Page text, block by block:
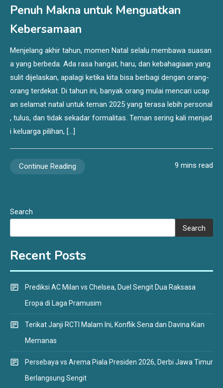
Penuh Makna untuk Menguatkan
Kebersamaan
Menjelang akhir tahun, momen Natal selalu membawa suasan
a yang berbeda. Ada rasa hangat, haru, dan kebahagiaan yang
sulit dijelaskan, apalagi ketika kita bisa berbagi dengan orang-
orang terdekat. Di tahun ini, banyak orang mulai mencari ucap
an selamat natal untuk teman 2025 yang terasa lebih personal
, tulus, dan tidak sekadar formalitas. Teman sering kali menjad
i keluarga pilihan, […]
Continue Reading 9 mins read
Search
Search
Recent Posts
Prediksi AC Milan vs Chelsea, Duel Sengit Dua Raksasa
Eropa di Laga Pramusim
Terikat Janji RCTI Malam Ini, Konflik Sena dan Davina Kian
Memanas
Persebaya vs Arema Piala Presiden 2026, Derbi Jawa Timur
Berlangsung Sengit